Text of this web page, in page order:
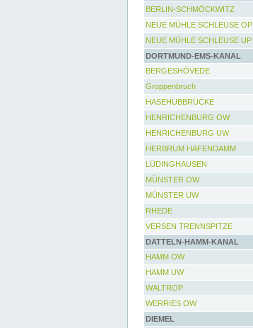
BERLIN-SCHMÖCKWITZ
NEUE MÜHLE SCHLEUSE OP
NEUE MÜHLE SCHLEUSE UP
DORTMUND-EMS-KANAL
BERGESHÖVEDE
Groppenbruch
HASEHUBBRÜCKE
HENRICHENBURG OW
HENRICHENBURG UW
HERBRUM HAFENDAMM
LÜDINGHAUSEN
MÜNSTER OW
MÜNSTER UW
RHEDE
VERSEN TRENNSPITZE
DATTELN-HAMM-KANAL
HAMM OW
HAMM UW
WALTROP
WERRIES OW
DIEMEL